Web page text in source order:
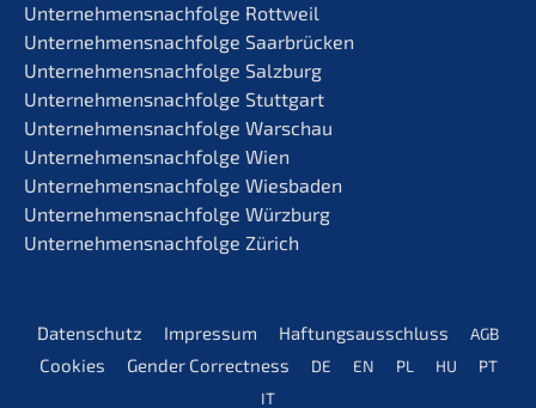
Unternehmens­nachfolge Rottweil
Unternehmens­nachfolge Saarbrücken
Unternehmens­nachfolge Salzburg
Unternehmens­nachfolge Stuttgart
Unternehmens­nachfolge Warschau
Unternehmens­nachfolge Wien
Unternehmens­nachfolge Wiesbaden
Unternehmens­nachfolge Würzburg
Unternehmens­nachfolge Zürich
Daten­schutz Impres­sum Haftungs­aus­schluss AGB
Cookies Gender Correct­ness DE EN PL HU
PT
IT